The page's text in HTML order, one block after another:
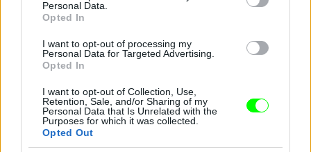
Personal Data.
Opted In
I want to opt-out of processing my
Personal Data for Targeted Advertising.
Opted In
I want to opt-out of Collection, Use,
Retention, Sale, and/or Sharing of my
Personal Data that Is Unrelated with the
Purposes for which it was collected.
Opted Out